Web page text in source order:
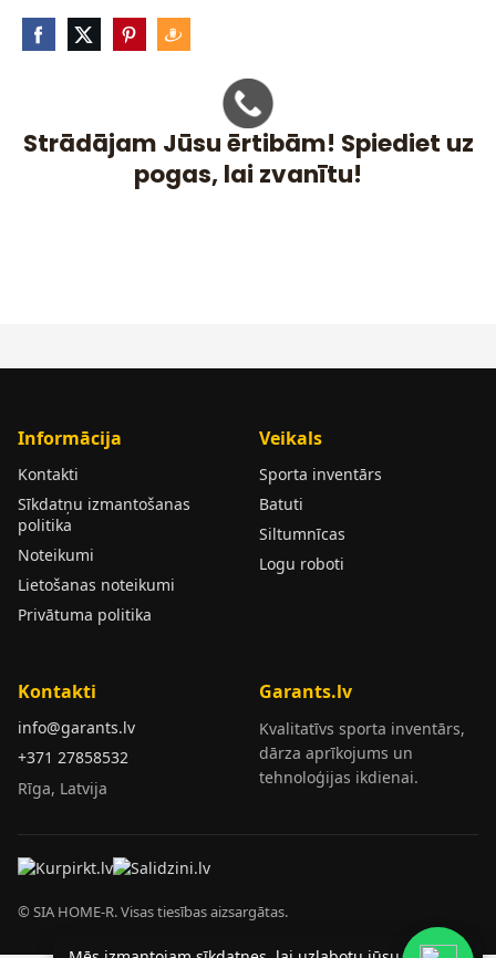
Strādājam Jūsu ērtibām! Spiediet uz
pogas, lai zvanītu!
Informācija
Kontakti
Sīkdatņu izmantošanas
politika
Noteikumi
Lietošanas noteikumi
Privātuma politika
Veikals
Sporta inventārs
Batuti
Siltumnīcas
Logu roboti
Kontakti
info@garants.lv
+371 27858532
Rīga, Latvija
Garants.lv
Kvalitatīvs sporta inventārs,
dārza aprīkojums un
tehnoloģijas ikdienai.
© SIA HOME-R. Visas tiesības aizsargātas.